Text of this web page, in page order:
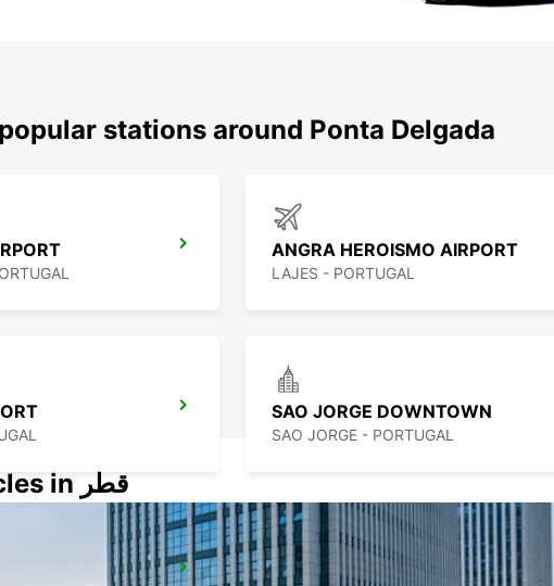
stations around Ponta Delgada
ANGRA HEROISMO AIRPORT
LAJES - PORTUGAL
SAO JORGE DOWNTOWN
SAO JORGE - PORTUGAL
HORTA
Our Blog articles in قطر